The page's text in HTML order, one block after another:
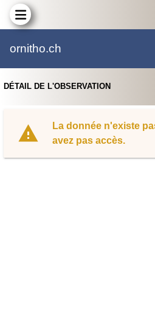
ornitho.ch
DÉTAIL DE L'OBSERVATION
La donnée n'existe
avez pas accès.